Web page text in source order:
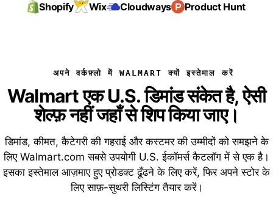
Shopify Wix Cloudways Product Hunt
अपने वर्कफ़्लो में WALMART क्यों इस्तेमाल करें
Walmart एक U.S. डिमांड संकेत है, ऐसी
शेल्फ़ नहीं जहाँ से शिप किया जाए।
डिमांड, कीमत, कैटेगरी की गहराई और कस्टमर की उम्मीदों को समझने के
लिए Walmart.com सबसे उपयोगी U.S. ईकॉमर्स कैटलॉग में से एक है।
इसका इस्तेमाल आज़माए हुए प्रोडक्ट ढूँढने के लिए करें, फिर अपने स्टोर के
लिए साफ़-सुथरी लिस्टिंग तैयार करें।